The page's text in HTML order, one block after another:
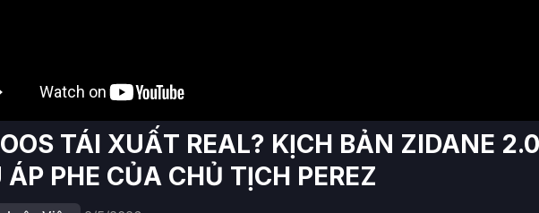
TÁI XUẤT REAL? KỊCH BẢN ZIDANE
ÁP PHE CỦA CHỦ TỊCH PEREZ